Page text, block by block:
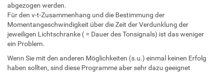
abgezogen werden.
Für den v-t-Zusammenhang und die Bestimmung der
Momentangeschwindigkeit über die Zeit der Verdunklung der
jeweiligen Lichtschranke ( = Dauer des Tonsignals) ist das weniger
ein Problem.
Wenn Sie mit den anderen Möglichkeiten (s.u.) einmal keinen Erfolg
haben sollten, sind diese Programme aber sehr dazu geeignet